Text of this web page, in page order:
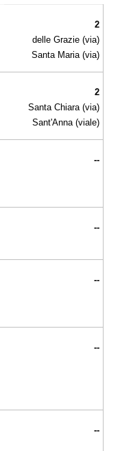
2
delle Grazie (via)
Santa Maria (via)
2
Santa Chiara (via)
Sant'Anna (viale)
--
--
--
--
--